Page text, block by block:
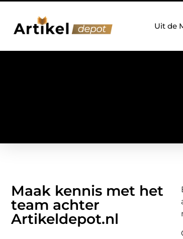
Uit de
Maak kennis met het
team achter
Artikeldepot.nl